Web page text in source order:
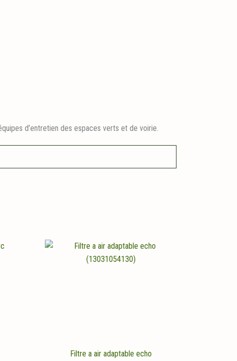
d’entretien des espaces verts et de voirie.
Filtre a air adaptable echo